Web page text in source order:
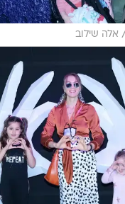
/ אלה שילוב